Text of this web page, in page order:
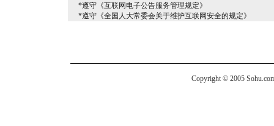
*遵守《互联网电子公告服务管理规定》
*遵守《全国人大常委会关于维护互联网安全的规定》
Copyright © 2005